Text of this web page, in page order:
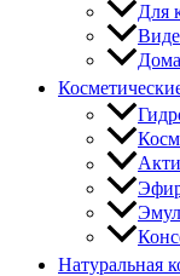
Для
Натуральная